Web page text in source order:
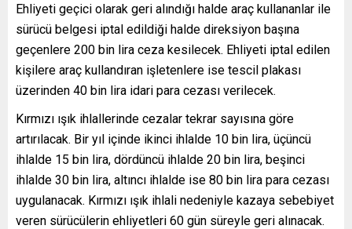
Ehliyeti geçici olarak geri alındığı halde araç kullananlar ile
sürücü belgesi iptal edildiği halde direksiyon başına
geçenlere 200 bin lira ceza kesilecek. Ehliyeti iptal edilen
kişilere araç kullandıran işletenlere ise tescil plakası
üzerinden 40 bin lira idari para cezası verilecek.
Kırmızı ışık ihlallerinde cezalar tekrar sayısına göre
artırılacak. Bir yıl içinde ikinci ihlalde 10 bin lira, üçüncü
ihlalde 15 bin lira, dördüncü ihlalde 20 bin lira, beşinci
ihlalde 30 bin lira, altıncı ihlalde ise 80 bin lira para cezası
uygulanacak. Kırmızı ışık ihlali nedeniyle kazaya sebebiyet
veren sürücülerin ehliyetleri 60 gün süreyle geri alınacak.